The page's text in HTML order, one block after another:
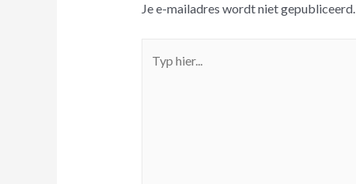
Je e-mailadres wordt niet gepubliceerd.